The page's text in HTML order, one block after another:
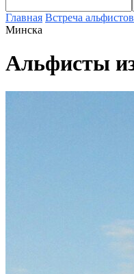
Главная Встреча
Минска
Альфисты